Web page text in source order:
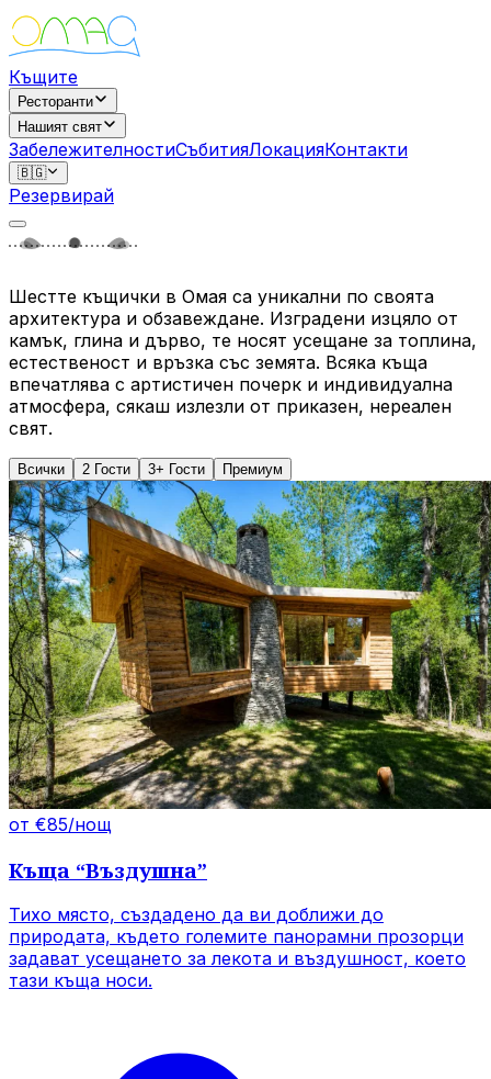
Къщите
Ресторанти
Нашият свят
ЗабележителностиСъбитияЛокацияКонтакти
🇧🇬
Резервирай
Шестте къщички в Омая са уникални по своята
архитектура и обзавеждане. Изградени изцяло от
камък, глина и дърво, те носят усещане за топлина,
естественост и връзка със земята. Всяка къща
впечатлява с артистичен почерк и индивидуална
атмосфера, сякаш излезли от приказен, нереален
свят.
Всички 2 Гости 3+ Гости Премиум
от €85/нощ
Къща “Въздушна”
Тихо място, създадено да ви доближи до
природата, където големите панорамни прозорци
задават усещането за лекота и въздушност, което
тази къща носи.